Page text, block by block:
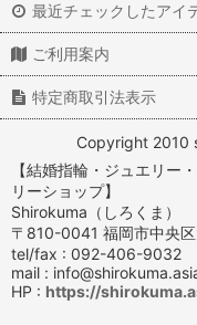
最近チェックしたアイ
ご利用案内
特定商取引法表示
Copyright 2010
【結婚指輪・ジュエリ
リーショップ】
Shirokuma（しろくま）
〒810-0041 福岡市中央
tel/fax : 092-406-
mail :
HP : https://